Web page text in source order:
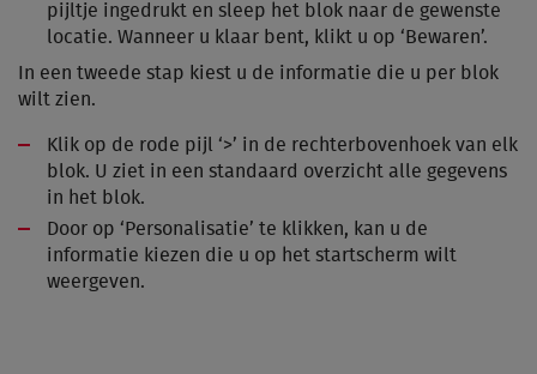
pijltje ingedrukt en sleep het blok naar de gewenste
locatie. Wanneer u klaar bent, klikt u op ‘Bewaren’.
In een tweede stap kiest u de informatie die u per blok
wilt zien.
Klik op de rode pijl ‘>’ in de rechterbovenhoek van elk
blok. U ziet in een standaard overzicht alle gegevens
in het blok.
Door op ‘Personalisatie’ te klikken, kan u de
informatie kiezen die u op het startscherm wilt
weergeven.